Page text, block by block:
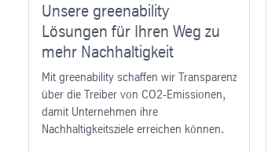
Unsere greenability
Lösungen für Ihren Weg zu
mehr Nachhaltigkeit
Mit greenability schaffen wir Transparenz
über die Treiber von CO2-Emissionen,
damit Unternehmen ihre
Nachhaltigkeitsziele erreichen können.